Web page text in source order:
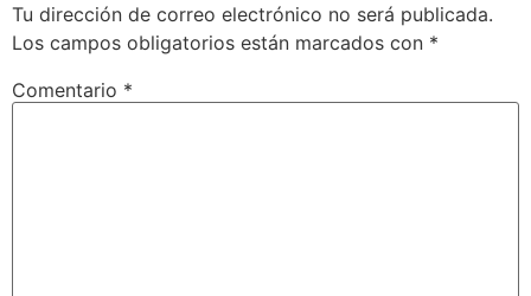
Tu dirección de correo electrónico no será publicada.
Los campos obligatorios están marcados con *
Comentario *